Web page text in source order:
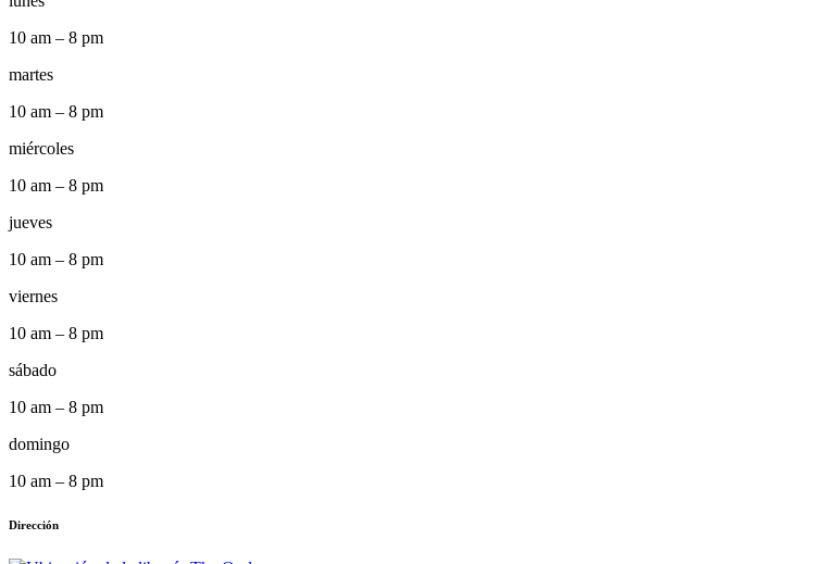
10 am – 8 pm
martes
10 am – 8 pm
miércoles
10 am – 8 pm
jueves
10 am – 8 pm
viernes
10 am – 8 pm
sábado
10 am – 8 pm
domingo
10 am – 8 pm
Dirección